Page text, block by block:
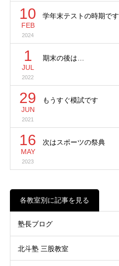
10
FEB
2024
学年末テストの時期です
1
JUL
2022
期末の後は…
29
JUN
2021
もうすぐ模試です
16
MAY
2023
次はスポーツの祭典
各教室別に記事を見る
塾長ブログ
北斗塾 三股教室